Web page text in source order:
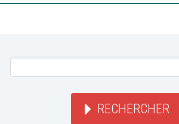
RECHERCHER